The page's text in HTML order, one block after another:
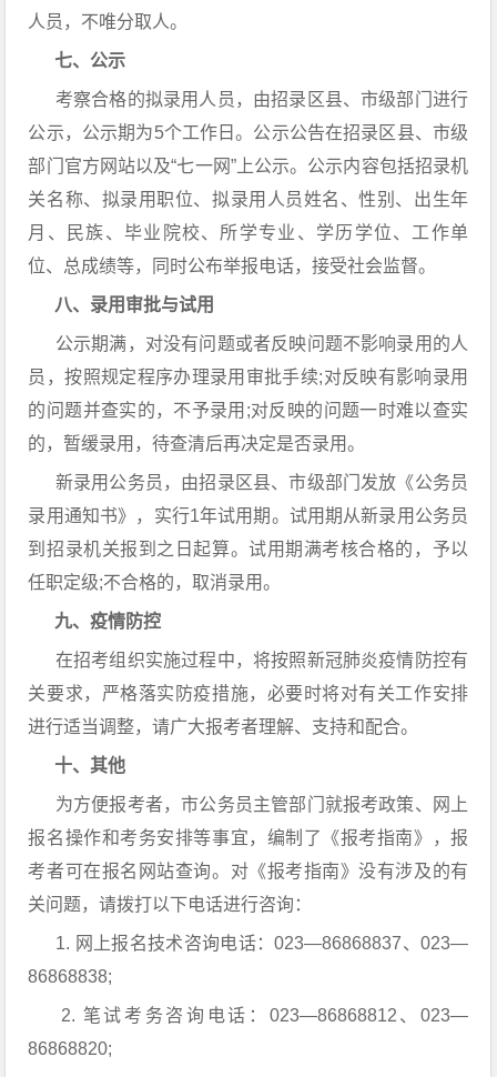
人员，不唯分取人。
七、公示
考察合格的拟录用人员，由招录区县、市级部门进行
公示，公示期为5个工作日。公示公告在招录区县、市级
部门官方网站以及“七一网”上公示。公示内容包括招录机
关名称、拟录用职位、拟录用人员姓名、性别、出生年
月、民族、毕业院校、所学专业、学历学位、工作单
位、总成绩等，同时公布举报电话，接受社会监督。
八、录用审批与试用
公示期满，对没有问题或者反映问题不影响录用的人
员，按照规定程序办理录用审批手续;对反映有影响录用
的问题并查实的，不予录用;对反映的问题一时难以查实
的，暂缓录用，待查清后再决定是否录用。
新录用公务员，由招录区县、市级部门发放《公务员
录用通知书》，实行1年试用期。试用期从新录用公务员
到招录机关报到之日起算。试用期满考核合格的，予以
任职定级;不合格的，取消录用。
九、疫情防控
在招考组织实施过程中，将按照新冠肺炎疫情防控有
关要求，严格落实防疫措施，必要时将对有关工作安排
进行适当调整，请广大报考者理解、支持和配合。
十、其他
为方便报考者，市公务员主管部门就报考政策、网上
报名操作和考务安排等事宜，编制了《报考指南》，报
考者可在报名网站查询。对《报考指南》没有涉及的有
关问题，请拨打以下电话进行咨询：
1. 网上报名技术咨询电话：023—86868837、023—
86868838;
2. 笔试考务咨询电话：023—86868812、023—
86868820;